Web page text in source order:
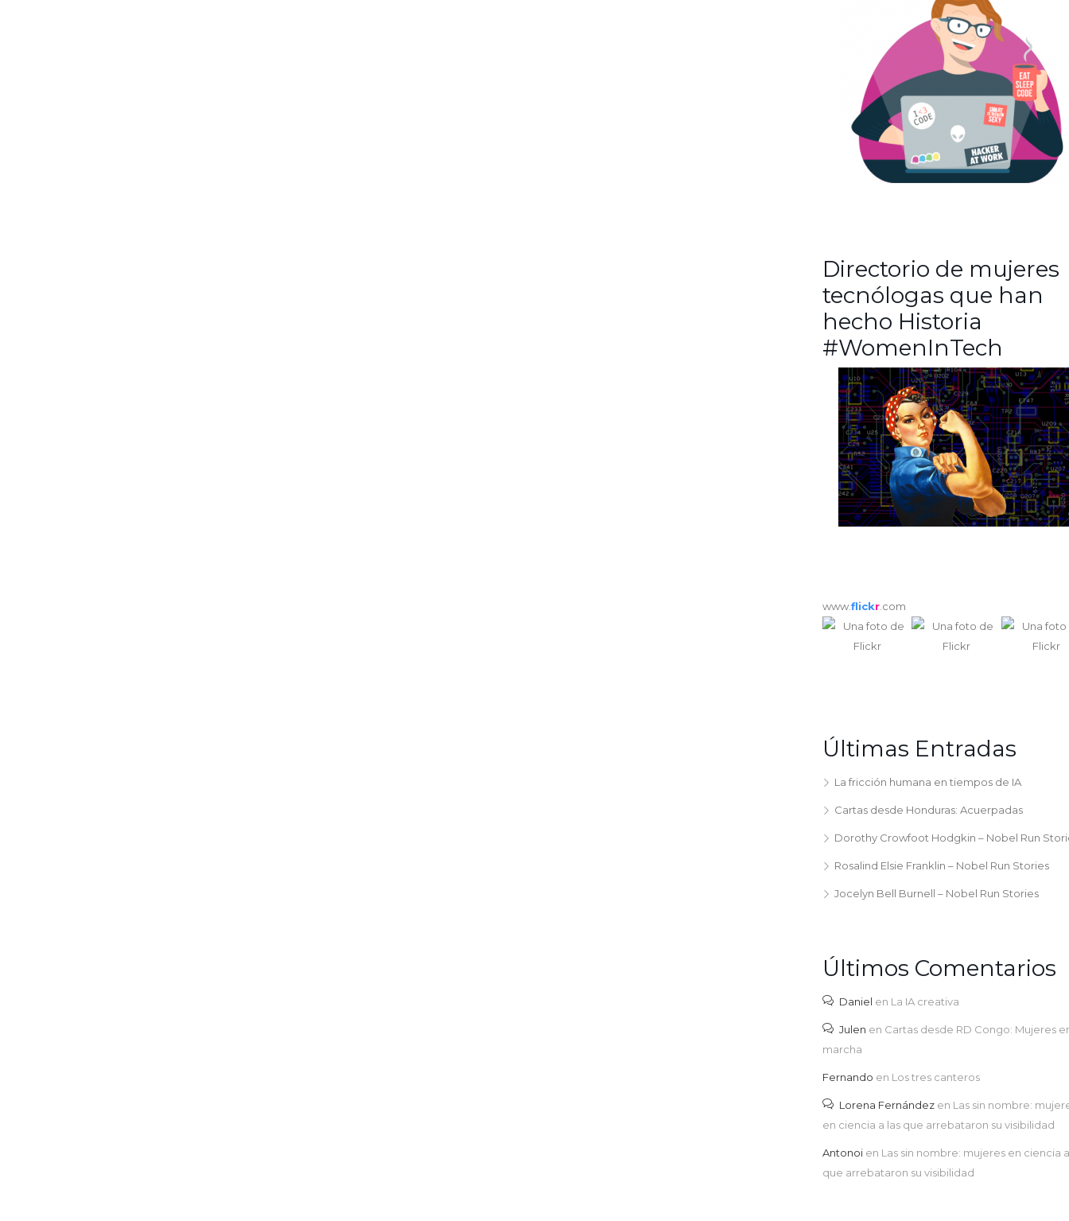
Directorio de mujeres
tecnólogas que han
hecho Historia
#WomenInTech
www.flickr .com
Últimas Entradas
La fricción humana en tiempos de IA
Cartas desde Honduras: Acuerpadas
Dorothy Crowfoot Hodgkin – Nobel Run
Rosalind Elsie Franklin – Nobel Run Stories
Jocelyn Bell Burnell – Nobel Run Stories
Últimos Comentarios
Daniel en La IA creativa
Julen en Cartas desde RD Congo: Mujeres
marcha
Fernando en Los tres canteros
Lorena Fernández en Las sin nombre:
en ciencia a las que arrebataron su visibilidad
Antonoi en Las sin nombre: mujeres en ciencia
que arrebataron su visibilidad